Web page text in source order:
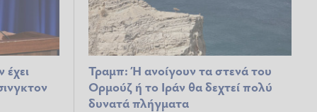
έχει
Τραμπ: Ή ανοίγουν τα στενά του
Ορμούζ ή το Ιράν θα δεχτεί πολύ
δυνατά πλήγματα